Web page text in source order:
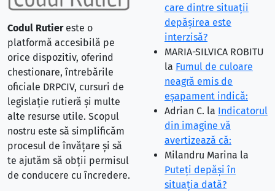
Codul Rutiereste o
platformă accesibilă pe
orice dispozitiv, oferind
chestionare, întrebările
oficiale DRPCIV, cursuri de
legislație rutieră și multe
alte resurse utile. Scopul
nostru este să simplificăm
procesul de învățare și să
te ajutăm să obții permisul
de conducere cu încredere.
care dintre situaţii
depăşirea este
interzisă?
MARIA-SILVICA ROBITU
la Fumul de culoare
neagră emis de
eşapament indică:
Adrian C. la Indicatorul
din imagine vă
avertizează că:
Milandru Marina la
Puteţi depăşi în
situaţia dată?